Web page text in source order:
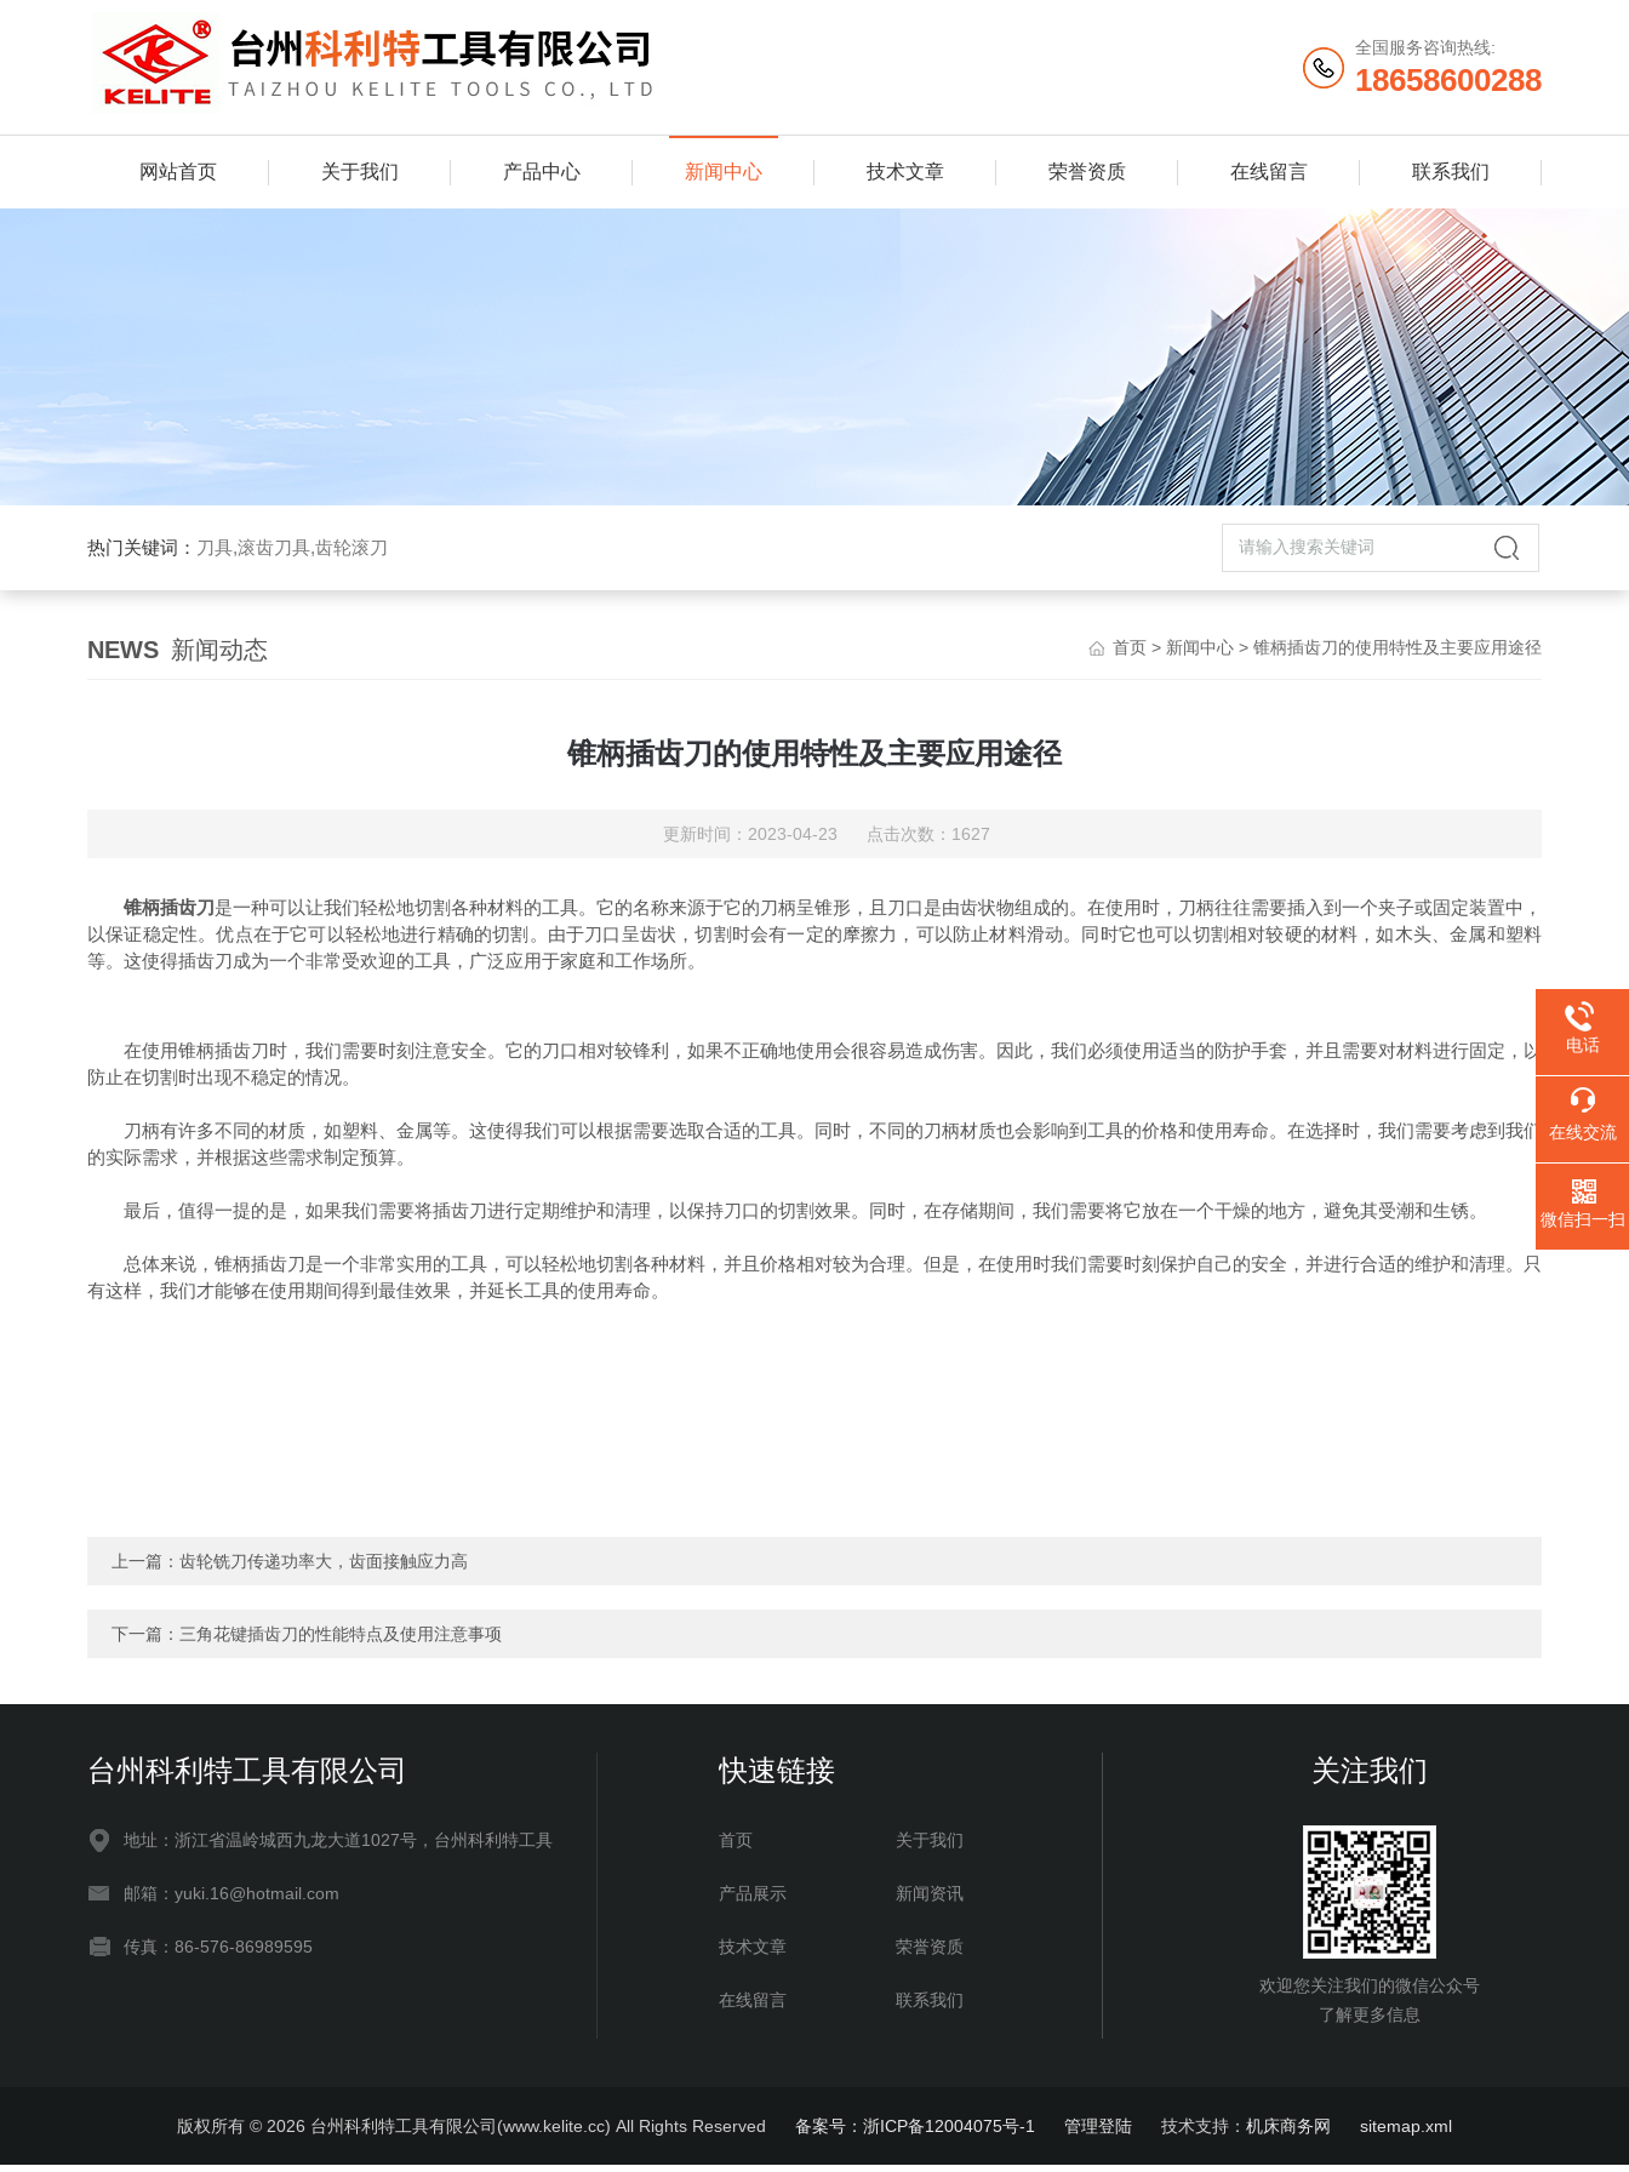
全国服务咨询热线:
18658600288
网站首页 关于我们 产品中心 新闻中心 技术文章 荣誉资质 在线留言 联系我们
热门关键词： 刀具,滚齿刀具,齿轮滚刀
NEWS 新闻动态 首页 > 新闻中心 > 锥柄插齿刀的使用特性及主要应用途径
锥柄插齿刀的使用特性及主要应用途径
更新时间：2023-04-23 点击次数：1627
锥柄插齿刀是一种可以让我们轻松地切割各种材料的工具。它的名称来源于它的刀柄呈锥形，且刀口是由齿状物组成的。在使用时，刀柄往往需要插入到一个夹子或固定装置中，
以保证稳定性。优点在于它可以轻松地进行精确的切割。由于刀口呈齿状，切割时会有一定的摩擦力，可以防止材料滑动。同时它也可以切割相对较硬的材料，如木头、金属和塑料
等。这使得插齿刀成为一个非常受欢迎的工具，广泛应用于家庭和工作场所。
在使用锥柄插齿刀时，我们需要时刻注意安全。它的刀口相对较锋利，如果不正确地使用会很容易造成伤害。因此，我们必须使用适当的防护手套，并且需要对材料进行固定，以
防止在切割时出现不稳定的情况。
刀柄有许多不同的材质，如塑料、金属等。这使得我们可以根据需要选取合适的工具。同时，不同的刀柄材质也会影响到工具的价格和使用寿命。在选择时，我们需要考虑到我们
的实际需求，并根据这些需求制定预算。
最后，值得一提的是，如果我们需要将插齿刀进行定期维护和清理，以保持刀口的切割效果。同时，在存储期间，我们需要将它放在一个干燥的地方，避免其受潮和生锈。
总体来说，锥柄插齿刀是一个非常实用的工具，可以轻松地切割各种材料，并且价格相对较为合理。但是，在使用时我们需要时刻保护自己的安全，并进行合适的维护和清理。只
有这样，我们才能够在使用期间得到最佳效果，并延长工具的使用寿命。
上一篇： 齿轮铣刀传递功率大，齿面接触应力高
下一篇： 三角花键插齿刀的性能特点及使用注意事项
台州科利特工具有限公司
地址：浙江省温岭城西九龙大道1027号，台州科利特工具
邮箱：yuki.16@hotmail.com
传真：86-576-86989595
快速链接
首页 关于我们
产品展示 新闻资讯
技术文章 荣誉资质
在线留言 联系我们
关注我们
欢迎您关注我们的微信公众号
了解更多信息
版权所有 © 2026 台州科利特工具有限公司(www.kelite.cc) All Rights Reserved 备案号：浙ICP备12004075号-1 管理登陆 技术支持： 机床商务网 sitemap.xml
电话
在线交流
微信扫一扫